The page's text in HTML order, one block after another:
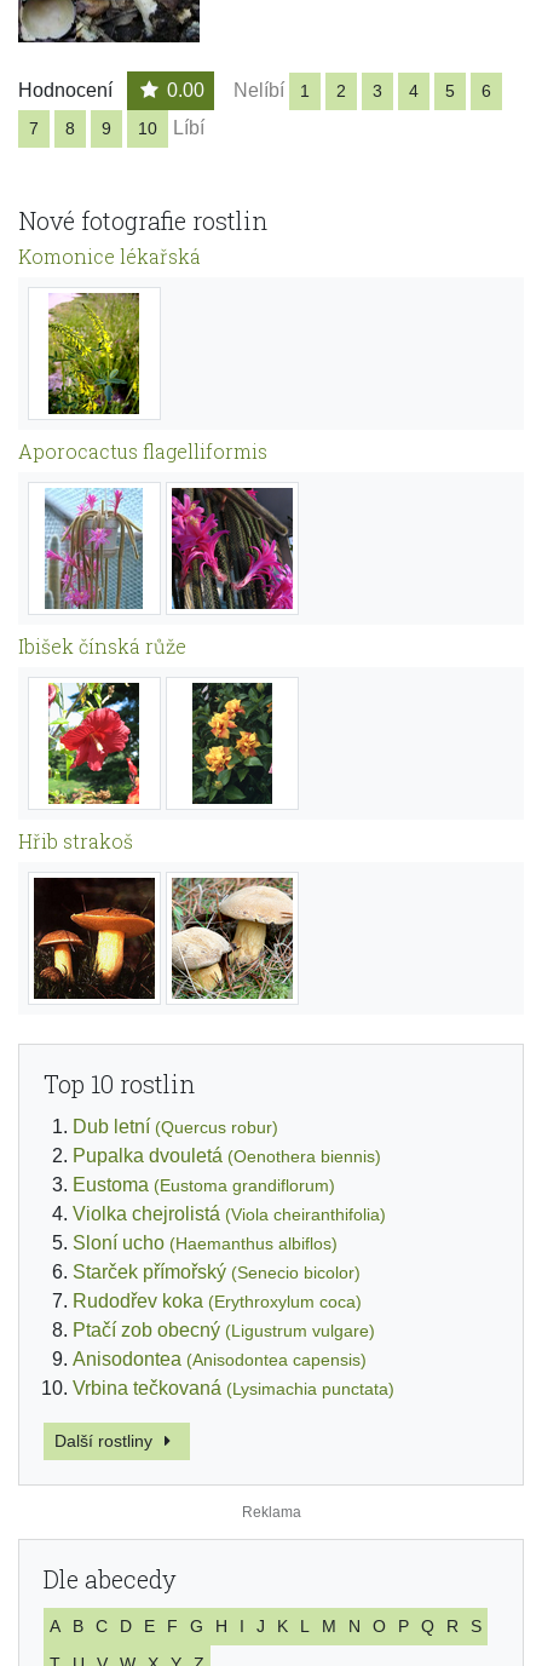
Hodnocení 0.00 Nelíbí 1 2 3 4 5
6
7
8 9 10 Líbí
Nové fotografie rostlin
Komonice lékařská
Aporocactus flagelliformis
Ibišek čínská růže
Hřib strakoš
Top 10 rostlin
Dub letní (Quercus robur)
Pupalka dvouletá (Oenothera biennis)
Eustoma (Eustoma grandiflorum)
Violka chejrolistá (Viola cheiranthifolia)
Sloní ucho (Haemanthus albiflos)
Starček přímořský (Senecio bicolor)
Rudodřev koka (Erythroxylum coca)
Ptačí zob obecný (Ligustrum vulgare)
Anisodontea (Anisodontea capensis)
Vrbina tečkovaná (Lysimachia punctata)
Další rostliny
Dle abecedy
A B C D E F G H I J K L M N O P Q R
S